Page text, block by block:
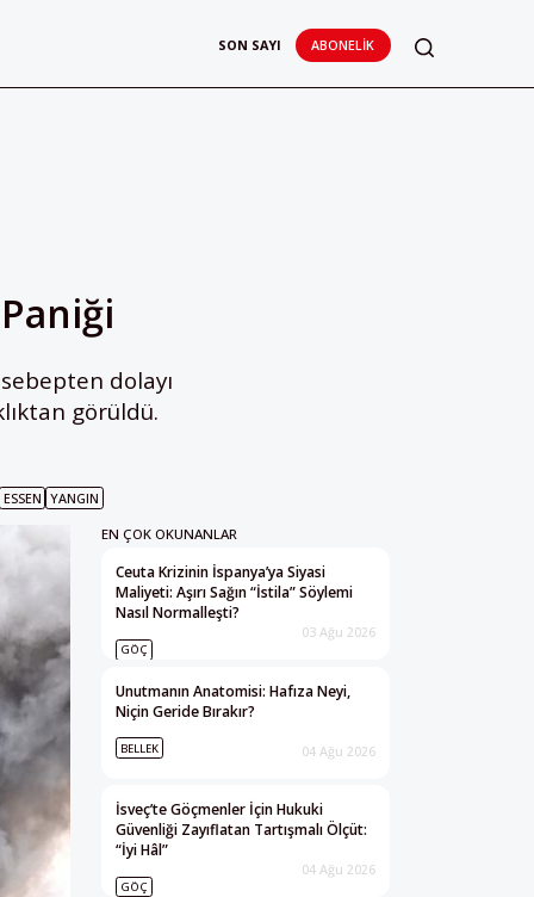
SON SAYI ABONELIK
dolayı
görüldü.
ESSEN YANGIN
EN ÇOK OKUNANLAR
Ceuta Krizinin İspanya’ya Siyasi
Maliyeti: Aşırı Sağın “İstila” Söylemi
Nasıl Normalleşti?
GÖÇ
03 Ağu 2026
Unutmanın Anatomisi: Hafıza Neyi,
Niçin Geride Bırakır?
BELLEK 04 Ağu 2026
İsveç’te Göçmenler İçin Hukuki
Güvenliği Zayıflatan Tartışmalı Ölçüt:
“İyi Hâl”
GÖÇ
04 Ağu 2026